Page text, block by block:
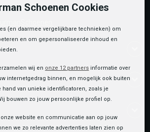
Schoenen Cookies
(en daarmee vergelijkbare technieken) om
en om gepersonaliseerde inhoud en
wij en onze 12 partners informatie over
internetgedrag binnen, en mogelijk ook buiten
hand van unieke identificatoren, zoals je
bouwen zo jouw persoonlijke profiel op.
website en communicatie aan op jouw
we zo relevante advertenties laten zien op